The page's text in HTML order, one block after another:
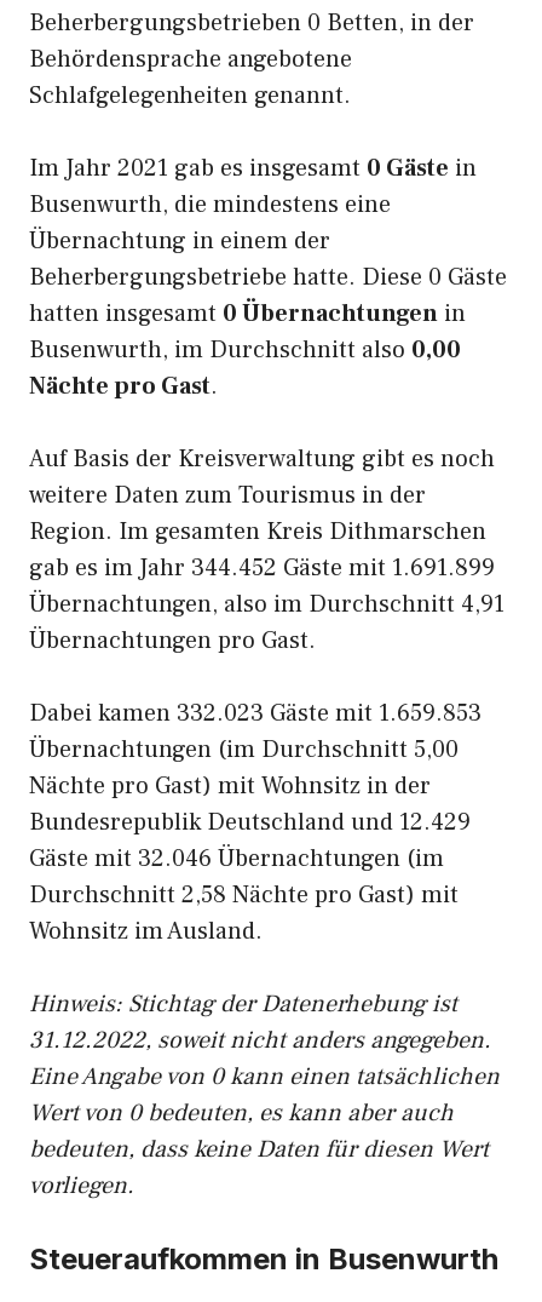
Beherbergungsbetrieben 0 Betten, in der
Behördensprache angebotene
Schlafgelegenheiten genannt.
Im Jahr 2021 gab es insgesamt 0 Gäste in
Busenwurth, die mindestens eine
Übernachtung in einem der
Beherbergungsbetriebe hatte. Diese 0 Gäste
hatten insgesamt 0 Übernachtungen in
Busenwurth, im Durchschnitt also 0,00
Nächte pro Gast.
Auf Basis der Kreisverwaltung gibt es noch
weitere Daten zum Tourismus in der
Region. Im gesamten Kreis Dithmarschen
gab es im Jahr 344.452 Gäste mit 1.691.899
Übernachtungen, also im Durchschnitt 4,91
Übernachtungen pro Gast.
Dabei kamen 332.023 Gäste mit 1.659.853
Übernachtungen (im Durchschnitt 5,00
Nächte pro Gast) mit Wohnsitz in der
Bundesrepublik Deutschland und 12.429
Gäste mit 32.046 Übernachtungen (im
Durchschnitt 2,58 Nächte pro Gast) mit
Wohnsitz im Ausland.
Hinweis: Stichtag der Datenerhebung ist
31.12.2022, soweit nicht anders angegeben.
Eine Angabe von 0 kann einen tatsächlichen
Wert von 0 bedeuten, es kann aber auch
bedeuten, dass keine Daten für diesen Wert
vorliegen.
Steueraufkommen in Busenwurth